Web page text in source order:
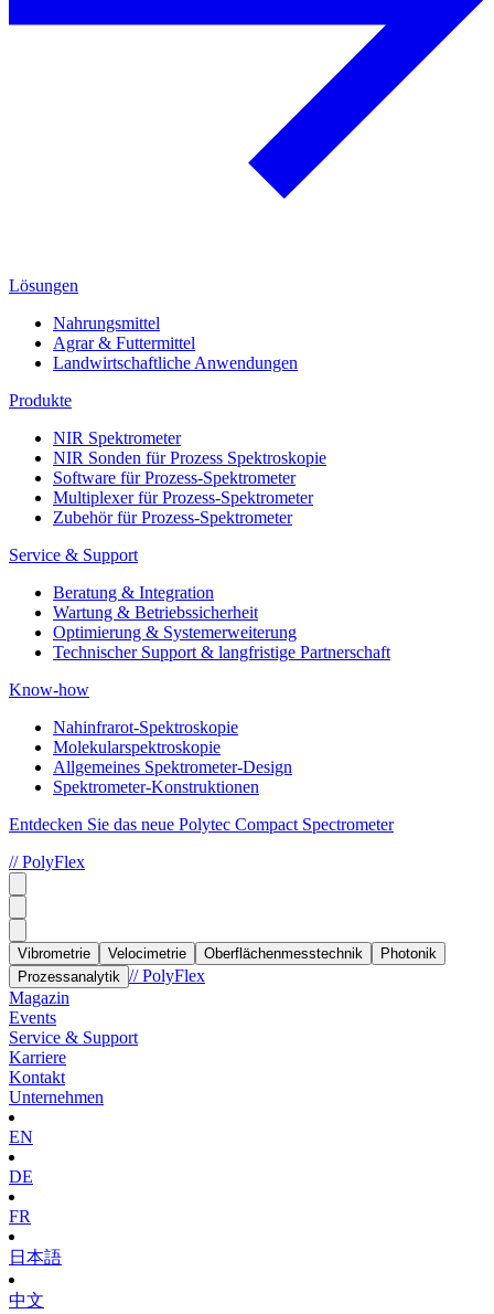
Lösungen
Nahrungsmittel
Agrar & Futtermittel
Landwirtschaftliche Anwendungen
Produkte
NIR Spektrometer
NIR Sonden für Prozess Spektroskopie
Software für Prozess-Spektrometer
Multiplexer für Prozess-Spektrometer
Zubehör für Prozess-Spektrometer
Service & Support
Beratung & Integration
Wartung & Betriebssicherheit
Optimierung & Systemerweiterung
Technischer Support & langfristige Partnerschaft
Know-how
Nahinfrarot-Spektroskopie
Molekularspektroskopie
Allgemeines Spektrometer-Design
Spektrometer-Konstruktionen
Entdecken Sie das neue Polytec Compact Spectrometer
// PolyFlex
Vibrometrie Velocimetrie Oberflächenmesstechnik
Photonik
Prozessanalytik // PolyFlex
Magazin
Events
Service & Support
Karriere
Kontakt
Unternehmen
EN
DE
FR
日本語
中文